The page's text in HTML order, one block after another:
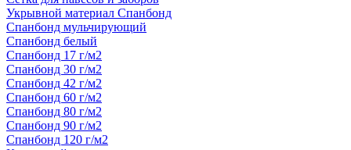
Укрывной материал Спанбонд
Спанбонд мульчирующий
Спанбонд белый
Спанбонд 17 г/м2
Спанбонд 30 г/м2
Спанбонд 42 г/м2
Спанбонд 60 г/м2
Спанбонд 80 г/м2
Спанбонд 90 г/м2
Спанбонд 120 г/м2